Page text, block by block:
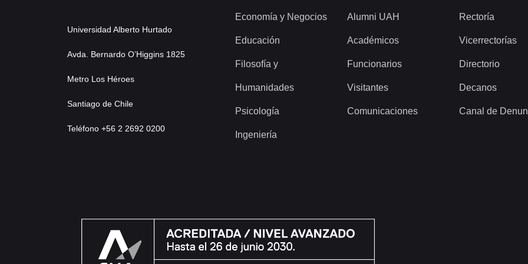
Universidad Alberto Hurtado
Avda. Bernardo O’Higgins 1825
Metro Los Héroes
Santiago de Chile
Teléfono +56 2 2692 0200
Economía y Negocios
Educación
Filosofía y
Humanidades
Psicología
Ingeniería
Alumni UAH
Académicos
Funcionarios
Visitantes
Comunicaciones
Rectoría
Vicerrectorías
Directorio
Decanos
Canal de